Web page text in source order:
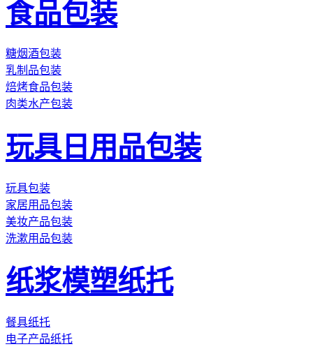
食品包装
糖烟酒包装
乳制品包装
焙烤食品包装
肉类水产包装
玩具日用品包装
玩具包装
家居用品包装
美妆产品包装
洗漱用品包装
纸浆模塑纸托
餐具纸托
电子产品纸托